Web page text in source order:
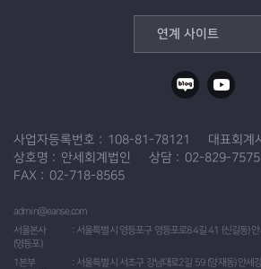
연계 사이트
사업자등록번호 108-81-78121 대표회계
상호명
안세회계법인 상담
02-829-7575
FAX
02-718-8565
admin@eanse.com
서울본사
(영등포)
서울특별시 영등포구 영등포로84길 41 (신길동)
1본부
서울특별시 서초구 강남대로2길 59 (양재동) 안세